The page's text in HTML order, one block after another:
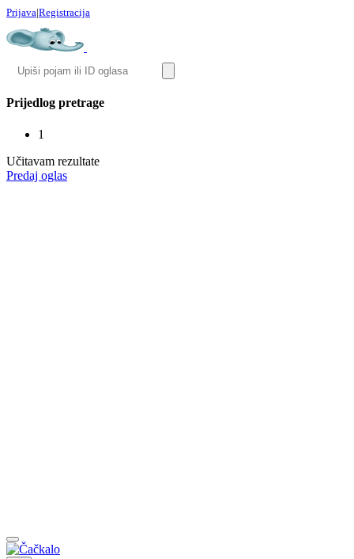
Prijava|Registracija
Prijedlog pretrage
1
Učitavam rezultate
Predaj oglas